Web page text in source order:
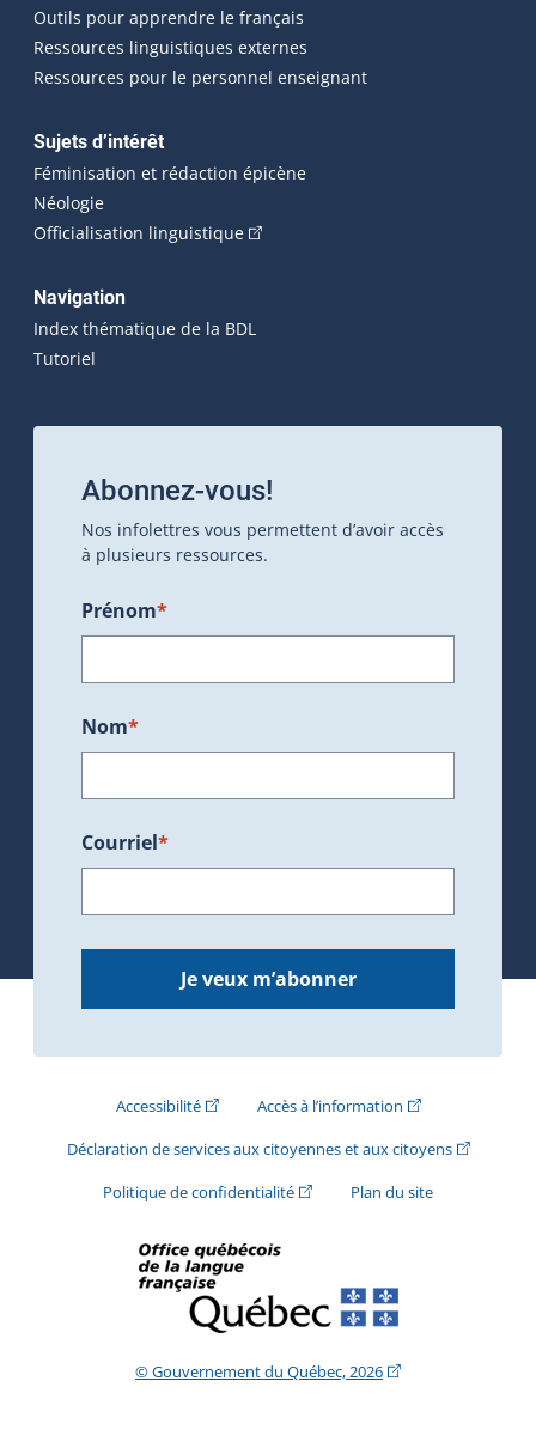
Outils pour apprendre le français
Ressources linguistiques externes
Ressources pour le personnel enseignant
Sujets d’intérêt
Féminisation et rédaction épicène
Néologie
Officialisation linguistique(Cet hyperlien externe s'ouvrira
Navigation
Index thématique de la BDL
Tutoriel
Abonnez-vous!
Nos infolettres vous permettent d’avoir accès
à plusieurs ressources.
Prénom*
Nom*
Courriel*
Je veux m’abonner
Accessibilité(Cet hyperlien externe s'ouvrira dans une
Accès à l’information(Cet hyperlien
Déclaration de services aux citoyennes et aux citoyens(Cet
Politique de confidentialité(Cet hyperlien externe s'ouvrira
Plan du site
© Gouvernement du Québec, 2026(Cet hyperlien